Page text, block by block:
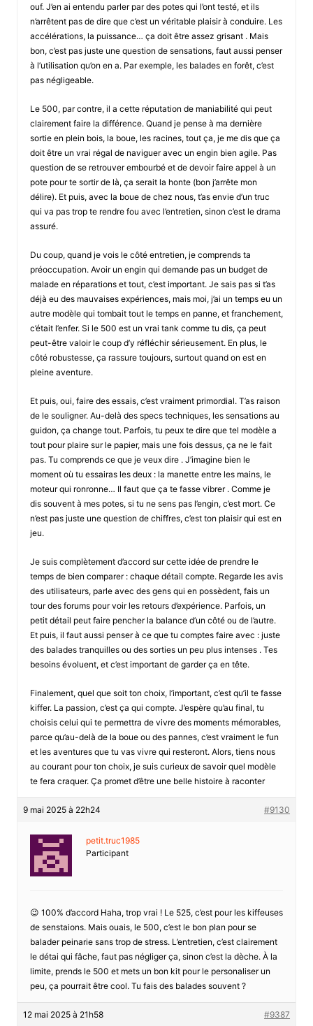
ouf. J’en ai entendu parler par des potes qui l’ont testé, et ils
n’arrêtent pas de dire que c’est un véritable plaisir à conduire. Les
accélérations, la puissance… ça doit être assez grisant . Mais
bon, c’est pas juste une question de sensations, faut aussi penser
à l’utilisation qu’on en a. Par exemple, les balades en forêt, c’est
pas négligeable.
Le 500, par contre, il a cette réputation de maniabilité qui peut
clairement faire la différence. Quand je pense à ma dernière
sortie en plein bois, la boue, les racines, tout ça, je me dis que ça
doit être un vrai régal de naviguer avec un engin bien agile. Pas
question de se retrouver embourbé et de devoir faire appel à un
pote pour te sortir de là, ça serait la honte (bon j’arrête mon
délire). Et puis, avec la boue de chez nous, t’as envie d’un truc
qui va pas trop te rendre fou avec l’entretien, sinon c’est le drama
assuré.
Du coup, quand je vois le côté entretien, je comprends ta
préoccupation. Avoir un engin qui demande pas un budget de
malade en réparations et tout, c’est important. Je sais pas si t’as
déjà eu des mauvaises expériences, mais moi, j’ai un temps eu un
autre modèle qui tombait tout le temps en panne, et franchement,
c’était l’enfer. Si le 500 est un vrai tank comme tu dis, ça peut
peut-être valoir le coup d’y réfléchir sérieusement. En plus, le
côté robustesse, ça rassure toujours, surtout quand on est en
pleine aventure.
Et puis, oui, faire des essais, c’est vraiment primordial. T’as raison
de le souligner. Au-delà des specs techniques, les sensations au
guidon, ça change tout. Parfois, tu peux te dire que tel modèle a
tout pour plaire sur le papier, mais une fois dessus, ça ne le fait
pas. Tu comprends ce que je veux dire . J’imagine bien le
moment où tu essairas les deux : la manette entre les mains, le
moteur qui ronronne… Il faut que ça te fasse vibrer . Comme je
dis souvent à mes potes, si tu ne sens pas l’engin, c’est mort. Ce
n’est pas juste une question de chiffres, c’est ton plaisir qui est en
jeu.
Je suis complètement d’accord sur cette idée de prendre le
temps de bien comparer : chaque détail compte. Regarde les avis
des utilisateurs, parle avec des gens qui en possèdent, fais un
tour des forums pour voir les retours d’expérience. Parfois, un
petit détail peut faire pencher la balance d’un côté ou de l’autre.
Et puis, il faut aussi penser à ce que tu comptes faire avec : juste
des balades tranquilles ou des sorties un peu plus intenses . Tes
besoins évoluent, et c’est important de garder ça en tête.
Finalement, quel que soit ton choix, l’important, c’est qu’il te fasse
kiffer. La passion, c’est ça qui compte. J’espère qu’au final, tu
choisis celui qui te permettra de vivre des moments mémorables,
parce qu’au-delà de la boue ou des pannes, c’est vraiment le fun
et les aventures que tu vas vivre qui resteront. Alors, tiens nous
au courant pour ton choix, je suis curieux de savoir quel modèle
te fera craquer. Ça promet d’être une belle histoire à raconter
9 mai 2025 à 22h24 #9130
petit.truc1985
Participant
😉 100% d’accord Haha, trop vrai ! Le 525, c’est pour les kiffeuses
de senstaions. Mais ouais, le 500, c’est le bon plan pour se
balader peinarie sans trop de stress. L’entretien, c’est clairement
le détai qui fâche, faut pas négliger ça, sinon c’est la dèche. À la
limite, prends le 500 et mets un bon kit pour le personaliser un
peu, ça pourrait être cool. Tu fais des balades souvent ?
12 mai 2025 à 21h58 #9387